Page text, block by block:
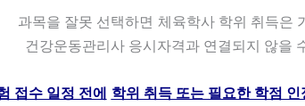
과목을 잘못 선택하면 체육학사 학위 취득은
건강운동관리사 응시자격과 연결되지 않을
접수 일정 전에
학위 취득 또는 필요한 학점